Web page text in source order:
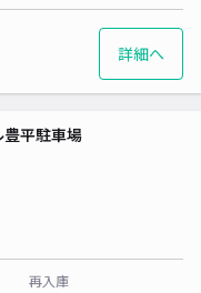
詳細へ
平駐車場
再入庫